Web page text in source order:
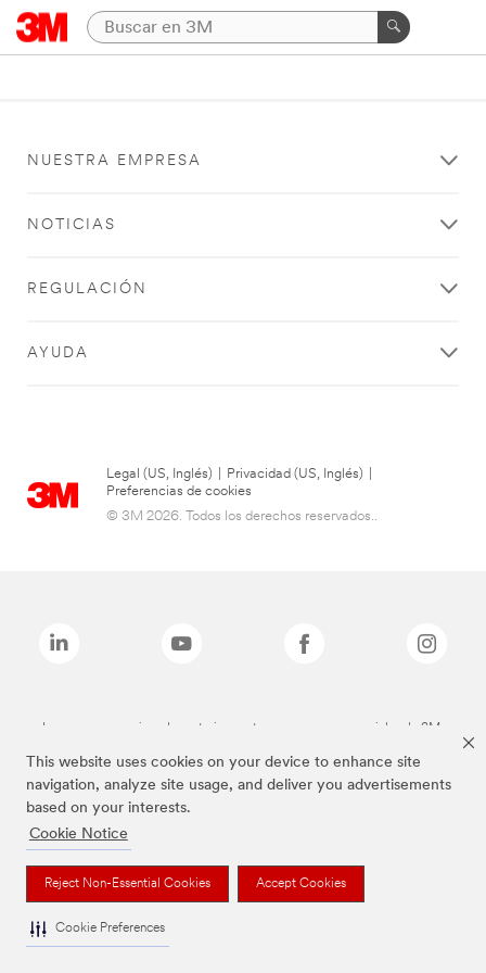
This website uses cookies on your device to enhance site
navigation, analyze site usage, and deliver you advertisements
based on your interests.
Cookie Notice
Reject Non-Essential Cookies Accept Cookies
Cookie Preferences
NUESTRA EMPRESA
NOTICIAS
REGULACIÓN
AYUDA
Legal (US, Inglés) Privacidad (US, Inglés)
Preferencias de cookies
© 3M 2026. Todos los derechos reservados..
Las marcas mencionadas anteriormente son marcas comerciales de 3M.